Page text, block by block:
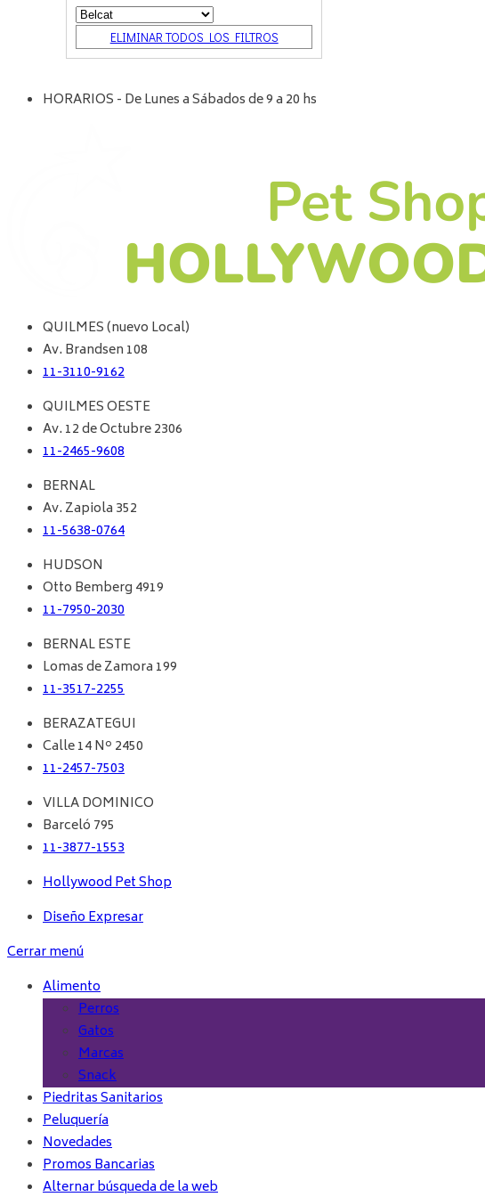
ELIMINAR TODOS LOS FILTROS
HORARIOS - De Lunes a Sábados de 9 a 20 hs
QUILMES (nuevo Local)
Av. Brandsen 108
11-3110-9162
QUILMES OESTE
Av. 12 de Octubre 2306
11-2465-9608
BERNAL
Av. Zapiola 352
11-5638-0764
HUDSON
Otto Bemberg 4919
11-7950-2030
BERNAL ESTE
Lomas de Zamora 199
11-3517-2255
BERAZATEGUI
Calle 14 Nº 2450
11-2457-7503
VILLA DOMINICO
Barceló 795
11-3877-1553
Hollywood Pet Shop
Diseño Expresar
Cerrar menú
Alimento
Perros
Gatos
Marcas
Snack
Piedritas Sanitarios
Peluquería
Novedades
Promos Bancarias
Alternar búsqueda de la web